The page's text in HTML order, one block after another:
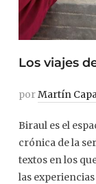
Los viajes
porMartín
Biraul es el
crónica de la
textos en los
las